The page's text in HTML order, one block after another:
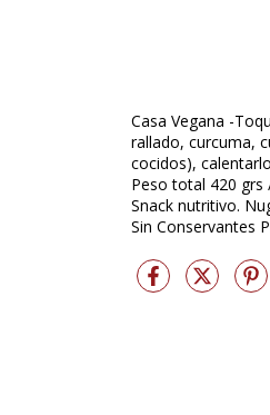
Casa Vegana -
rallado, curcuma,
cocidos),
Peso total 420 grs
Snack nutritivo.
Sin Conservantes